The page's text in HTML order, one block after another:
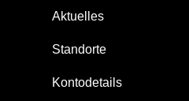
Aktuelles
Standorte
Kontodetails